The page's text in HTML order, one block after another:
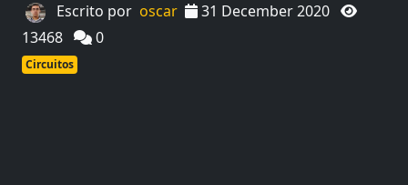
Escrito por oscar
31 December 2020
13468
0
Circuitos